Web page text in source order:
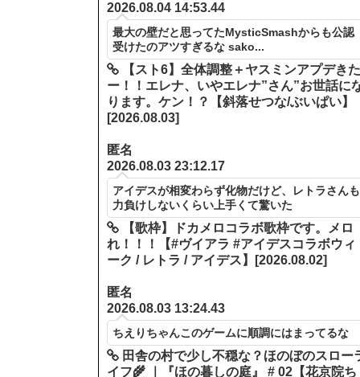
2026.08.04 14:53.44
最大の壁だと思ってたMysticSmashからも公認
受けたのアツすぎるな sako...
【スト6】全体調整＋ヤスミンアプデきた
ー！！エレナ、いやエレナ”さん”お世話に
ります。ケン！？【斜落せつな/ぶいぱい】
[2026.08.03]
匿名
2026.08.03 23:12.17
アイデスが相変わらず化物だけど、レトラさんも
力負けしないくらい上手くて驚いた
【歌枠】ドカメロコラボ歌枠です。メロ
れ！！！【#ヴイアラ #アイデスコラボウィ
ーク / レトラ / アイデス】[2026.08.02]
匿名
2026.08.03 13:24.43
ちえりちゃんこのゲームに順調にはまってるな
田舎の村で少し不穏な？ほのぼのスロー
イフ🌾 ｜『ほの暮しの庭』 # 02【花京院ち